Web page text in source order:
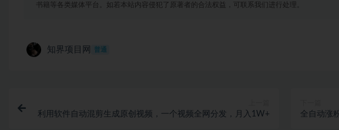
书籍等各类媒体平台。如若本站内容侵犯了原著者的合法权益，可联系我们进行处理。
知界项目网 普通
利用软件自动混剪生成原创视频，一个视频全网分发，月入1W+ 全自动涨